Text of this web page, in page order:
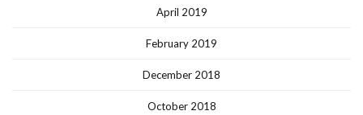
April 2019
February 2019
December 2018
October 2018